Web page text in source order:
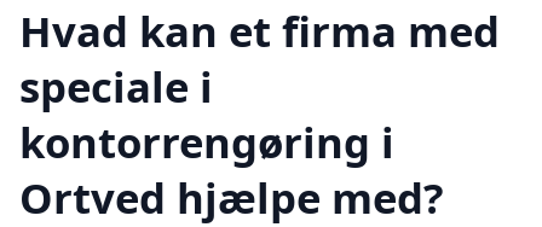
Hvad kan et firma med
speciale i
kontorrengøring i
Ortved hjælpe med?